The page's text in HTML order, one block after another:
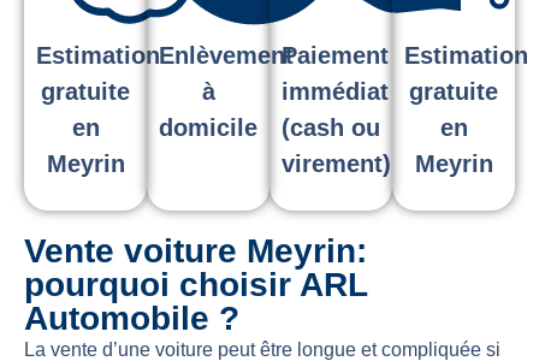
Estimation
gratuite
en
Meyrin
Enlèvement
à
domicile
Paiement
immédiat
(cash ou
virement)
Estimation
gratuite
en
Meyrin
Vente voiture Meyrin:
pourquoi choisir ARL
Automobile ?
La vente d’une voiture peut être longue et compliquée si